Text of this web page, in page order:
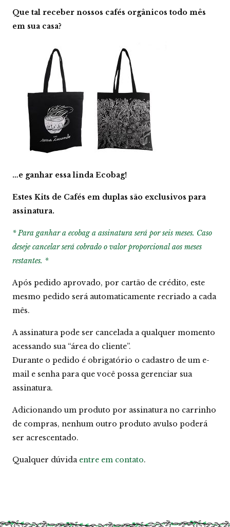
Que tal receber nossos cafés orgânicos todo mês
em sua casa?
…e ganhar essa linda Ecobag!
Estes Kits de Cafés em duplas são exclusivos para
assinatura.
* Para ganhar a ecobag a assinatura será por seis meses. Caso
deseje cancelar será cobrado o valor proporcional aos meses
restantes. *
Após pedido aprovado, por cartão de crédito, este
mesmo pedido será automaticamente recriado a cada
mês.
A assinatura pode ser cancelada a qualquer momento
acessando sua “área do cliente”.
Durante o pedido é obrigatório o cadastro de um e-
mail e senha para que você possa gerenciar sua
assinatura.
Adicionando um produto por assinatura no carrinho
de compras, nenhum outro produto avulso poderá
ser acrescentado.
Qualquer dúvida entre em contato.